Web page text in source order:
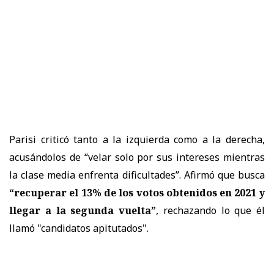
Parisi criticó tanto a la izquierda como a la derecha,
acusándolos de “velar solo por sus intereses mientras
la clase media enfrenta dificultades”. Afirmó que busca
“recuperar el 13% de los votos obtenidos en 2021 y
llegar a la segunda vuelta”, rechazando lo que él
llamó "candidatos apitutados".